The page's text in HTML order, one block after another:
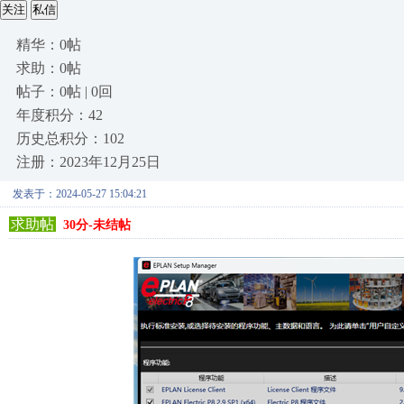
关注 私信
精华：0帖
求助：0帖
帖子：0帖 | 0回
年度积分：42
历史总积分：102
注册：2023年12月25日
发表于：2024-05-27 15:04:21
求助帖 30分-未结帖